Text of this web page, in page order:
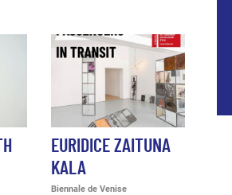
EURIDICE ZAITUNA
KALA
Biennale de Venise